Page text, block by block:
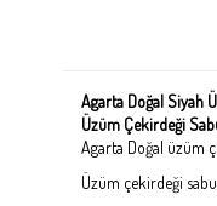
Agarta Doğal Siyah
Üzüm Çekirdeği
Agarta Doğal üzüm
Üzüm çekirdeği